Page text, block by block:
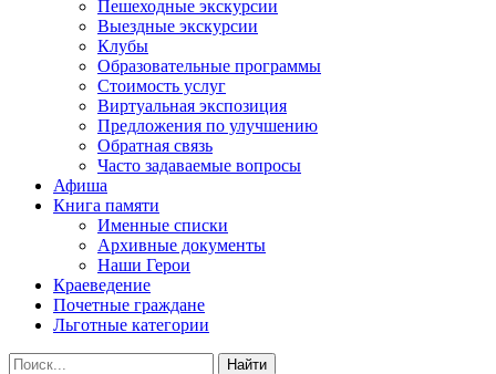
Пешеходные экскурсии
Выездные экскурсии
Клубы
Образовательные программы
Стоимость услуг
Виртуальная экспозиция
Предложения по улучшению
Обратная связь
Часто задаваемые вопросы
Афиша
Книга памяти
Именные списки
Архивные документы
Наши Герои
Краеведение
Почетные граждане
Льготные категории
Найти